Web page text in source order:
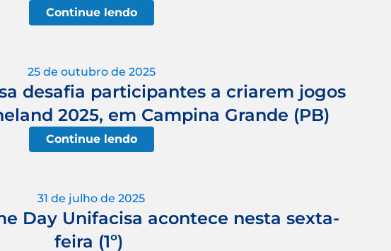
Continue lendo
25 de outubro de 2025
desafia participantes a criarem jogos
2025, em Campina Grande (PB)
Continue lendo
31 de julho de 2025
Day Unifacisa acontece nesta sexta-
feira (1º)